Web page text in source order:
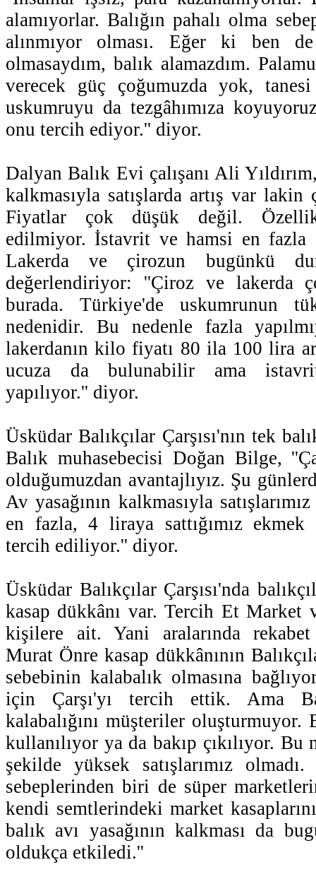
alamıyorlar. Balığın pahalı olma
alınmıyor olması. Eğer ki ben de
olmasaydım, balık alamazdım.
verecek güç çoğumuzda yok,
uskumruyu da tezgâhımıza
onu tercih ediyor.'' diyor.
Dalyan Balık Evi çalışanı Ali
kalkmasıyla satışlarda artış var
Fiyatlar çok düşük değil.
edilmiyor. İstavrit ve hamsi en fazla
Lakerda ve çirozun bugünkü
değerlendiriyor: ''Çiroz ve lakerda
burada. Türkiye'de uskumrunun
nedenidir. Bu nedenle fazla
lakerdanın kilo fiyatı 80 ila 100 lira
ucuza da bulunabilir ama
yapılıyor.'' diyor.
Üsküdar Balıkçılar Çarşısı'nın tek
Balık muhasebecisi Doğan Bilge,
olduğumuzdan avantajlıyız. Şu
Av yasağının kalkmasıyla
en fazla, 4 liraya sattığımız ekmek
tercih ediliyor.'' diyor.
Üsküdar Balıkçılar Çarşısı'nda
kasap dükkânı var. Tercih Et Market
kişilere ait. Yani aralarında rekabet
Murat Önre kasap dükkânının
sebebinin kalabalık olmasına
için Çarşı'yı tercih ettik. Ama
kalabalığını müşteriler
kullanılıyor ya da bakıp çıkılıyor.
şekilde yüksek satışlarımız
sebeplerinden biri de süper
kendi semtlerindeki market
balık avı yasağının kalkması da
oldukça etkiledi.''